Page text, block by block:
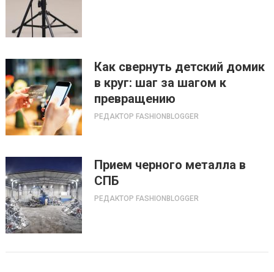
Как свернуть детский домик
в круг: шаг за шагом к
превращению
РЕДАКТОР FASHIONBLOGGER
Прием черного металла в
СПБ
РЕДАКТОР FASHIONBLOGGER